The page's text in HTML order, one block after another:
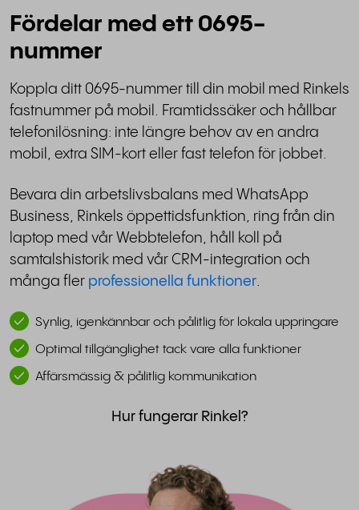
Fördelar med ett 0695-
nummer
Koppla ditt 0695-nummer till din mobil med Rinkels
fastnummer på mobil. Framtidssäker och hållbar
telefonilösning: inte längre behov av en andra
mobil, extra SIM-kort eller fast telefon för jobbet.
Bevara din arbetslivsbalans med WhatsApp
Business, Rinkels öppettidsfunktion, ring från din
laptop med vår Webbtelefon, håll koll på
samtalshistorik med vår CRM-integration och
många fler professionella funktioner.
Synlig, igenkännbar och pålitlig för lokala uppringare
Optimal tillgänglighet tack vare alla funktioner
Affärsmässig & pålitlig kommunikation
Hur fungerar Rinkel?